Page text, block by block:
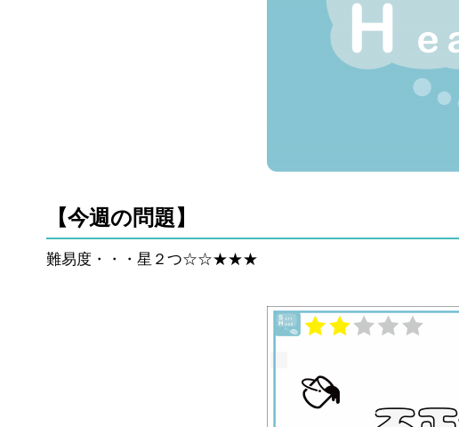
【今週の問題】
難易度・・・星２つ☆☆★★★